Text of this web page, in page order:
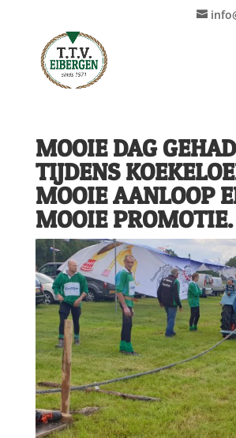
MOOIE DAG GEHAD
TIJDENS
MOOIE AANLOOP
MOOIE PROMOTIE.